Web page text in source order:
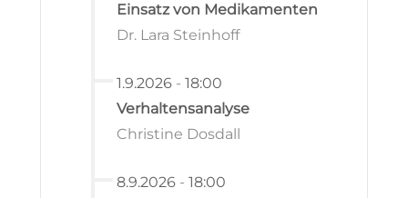
Einsatz von Medikamenten
Dr. Lara Steinhoff
1.9.2026 - 18:00
Verhaltensanalyse
Christine Dosdall
8.9.2026 - 18:00